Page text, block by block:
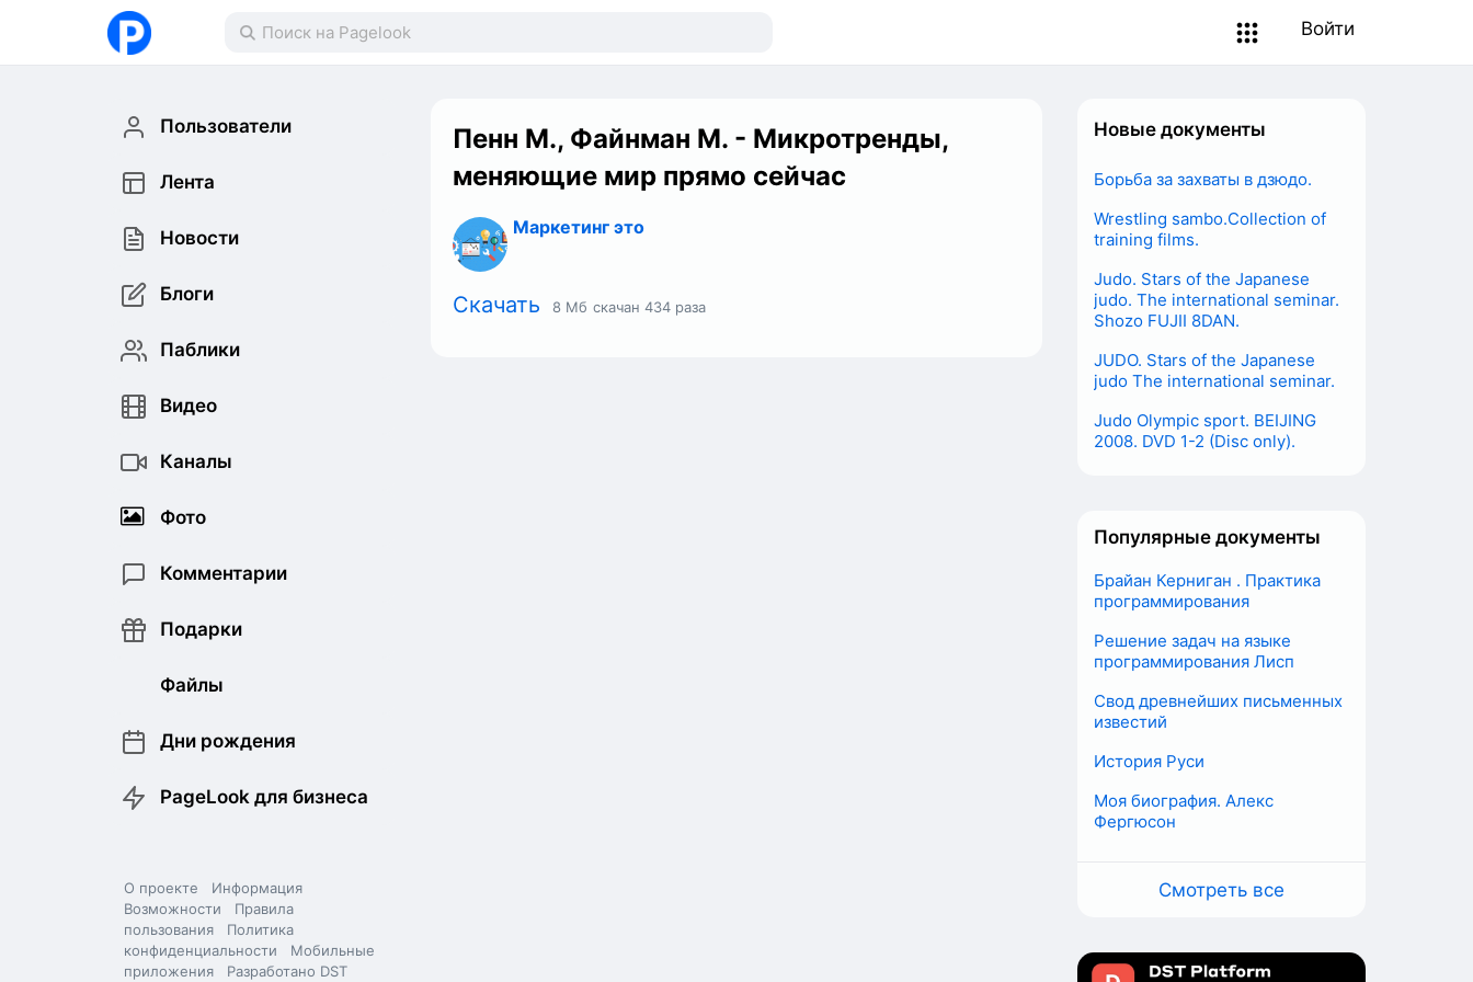
Войти
Пользователи
Лента
Новости
Блоги
Паблики
Видео
Каналы
Фото
Комментарии
Подарки
Файлы
Дни рождения
PageLook для бизнеса
О проекте
Информация
Возможности
Правила
пользования
Политика
конфиденциальности
Мобильные
приложения
Разработано DST
Пенн М., Файнман М. - Микротренды,
меняющие мир прямо сейчас
Маркетинг это
Скачать 8 Мб скачан 434 раза
Новые документы
Борьба за захваты в дзюдо.
Wrestling sambo.Collection of
training films.
Judo. Stars of the Japanese
judo. The international seminar.
Shozo FUJII 8DAN.​ ​
JUDO. Stars of the Japanese
judo The international seminar.
Judo Olympic sport. BEIJING
2008. DVD 1-2 (Disc only).
Популярные документы
Брайан Керниган . Практика
программирования
Решение задач на языке
программирования Лисп
Свод древнейших письменных
известий
История Руси
Моя биография. Алекс
Фергюсон
Смотреть все